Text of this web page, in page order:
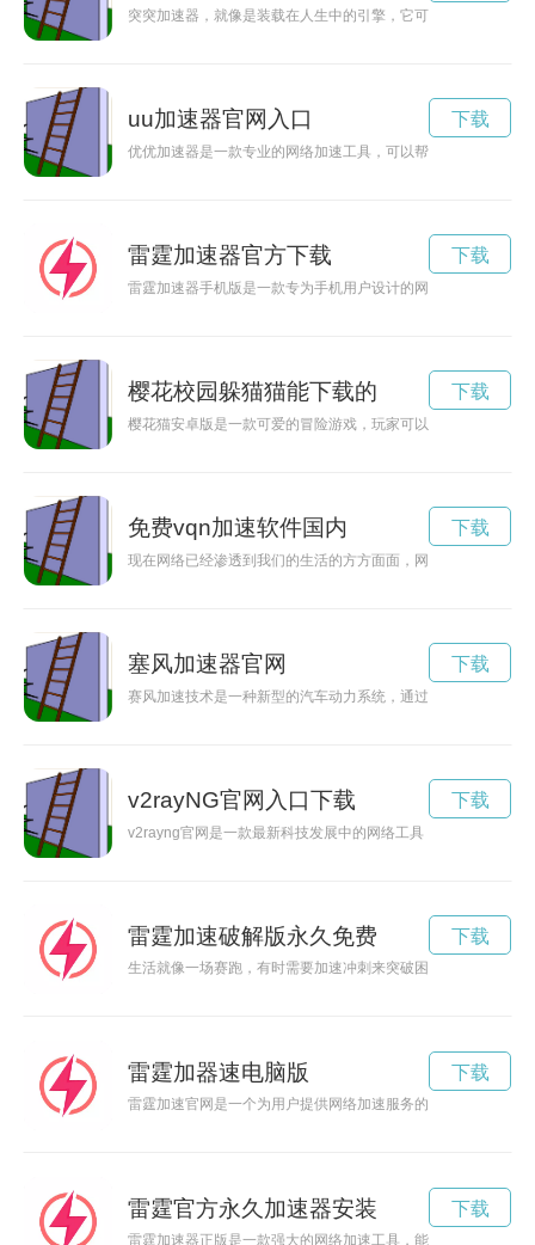
突突加速器，就像是装载在人生中的引擎，它可以让我们在追
uu加速器官网入口
优优加速器是一款专业的网络加速工具，可以帮助用户提升网
下载
雷霆加速器官方下载
雷霆加速器手机版是一款专为手机用户设计的网络加速工具，
下载
樱花校园躲猫猫能下载的
樱花猫安卓版是一款可爱的冒险游戏，玩家可以在游戏中探索
下载
免费vqn加速软件国内
现在网络已经渗透到我们的生活的方方面面，网速慢会让人感
下载
塞风加速器官网
赛风加速技术是一种新型的汽车动力系统，通过科技创新实现
下载
v2rayNG官网入口下载
v2rayng官网是一款最新科技发展中的网络工具，具有优秀的加
下载
雷霆加速破解版永久免费
生活就像一场赛跑，有时需要加速冲刺来突破困难和挑战。雷
下载
雷霆加器速电脑版
雷霆加速官网是一个为用户提供网络加速服务的平台，能够帮
下载
雷霆官方永久加速器安装
雷霆加速器正版是一款强大的网络加速工具，能够帮助用户稳
下载